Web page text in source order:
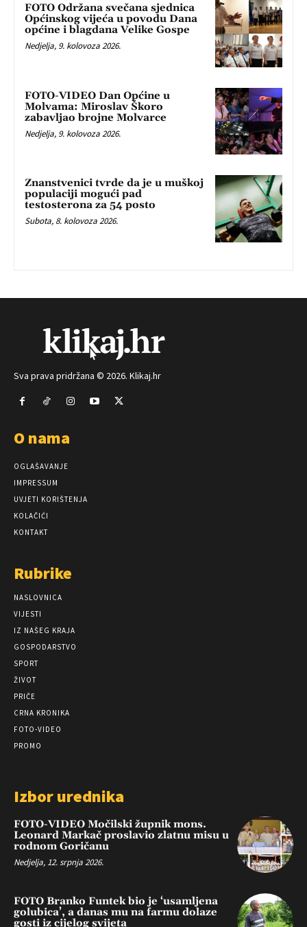
FOTO Održana svečana sjednica
Općinskog vijeća u povodu Dana
općine i blagdana Velike Gospe
Nedjelja, 9. kolovoza 2026.
FOTO-VIDEO Dan Općine u
Molvama: Miroslav Škoro
zabavljao brojne Molvarce
Nedjelja, 9. kolovoza 2026.
Znanstvenici tvrde da je u muškoj
populaciji mogući pad
testosterona za 54 posto
Subota, 8. kolovoza 2026.
Sva prava pridržana © 2026. Klikaj.hr
O nama
OGLAŠAVANJE
IMPRESSUM
UVJETI KORIŠTENJA
KOLAČIĆI
KONTAKT
Rubrike
NASLOVNICA
VIJESTI
IZ NAŠEG KRAJA
GOSPODARSTVO
SPORT
ŽIVOT
PRIČE
CRNA KRONIKA
FOTO-VIDEO
PROMO
Izbor urednika
FOTO-VIDEO Močilski župnik mons.
Leonard Markač proslavio zlatnu misu u
rodnom Goričanu
Nedjelja, 12. srpnja 2026.
FOTO Branko Funtek bio je ‘usamljena
golubica’, a danas mu na farmu dolaze
gosti iz cijelog svijeta